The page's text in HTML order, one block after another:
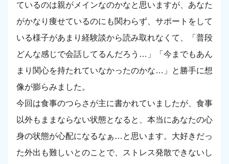
ているのは親がメインなのかなと思いますが、あなた
がかなり痩せているのにも関わらず、サポートをして
いる様子があまり経験談から読み取れなくて、「普段
どんな感じで会話してるんだろう…」「今までもあん
まり関心を持たれていなかったのかな…」と勝手に想
像が膨らみました。
今回は食事のつらさが主に書かれていましたが、食事
以外もままならない状態となると、本当にあなたの心
身の状態が心配になるなぁ…と思います。大好きだっ
た外出も難しいとのことで、ストレス発散できないし